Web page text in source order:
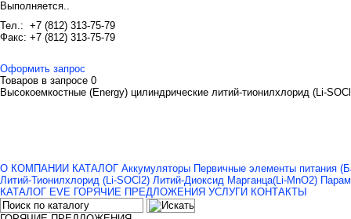
Выполняется..
Тел.: +7 (812) 313-75-79
Факс: +7 (812) 313-75-79
Оформить запрос
Товаров в запросе 0
Высокоемкостные (Energy) цилиндрические литий-тионилхлорид (Li-
О КОМПАНИИ КАТАЛОГ Аккумуляторы Первичные элементы питания
Литий-Тионилхлорид (Li-SOCl2) Литий-Диоксид Марганца(Li-MnO2)
КАТАЛОГ EVE ГОРЯЧИЕ ПРЕДЛОЖЕНИЯ УСЛУГИ КОНТАКТЫ